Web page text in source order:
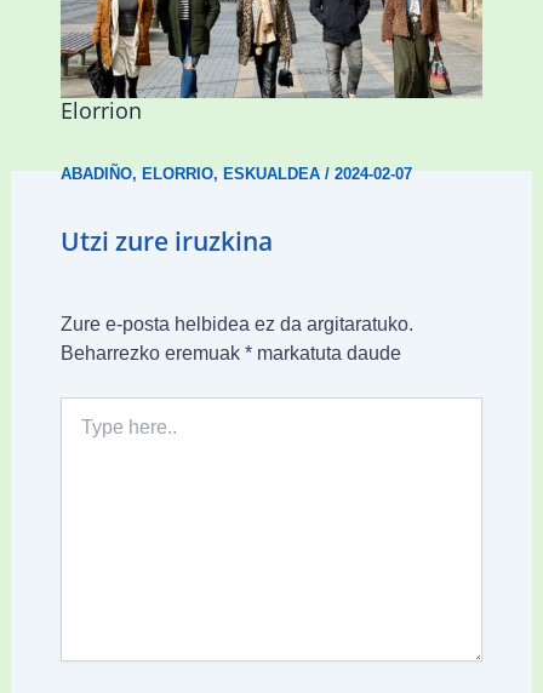
Mankomunitateko gizarte-langileak
presentzia indartu du Abadiñon eta
Elorrion
ABADIÑO,ELORRIO,ESKUALDEA/2024-02-07
Utzi zure iruzkina
Zure e-posta helbidea ez da argitaratuko.
Beharrezko eremuak *markatuta daude
here..